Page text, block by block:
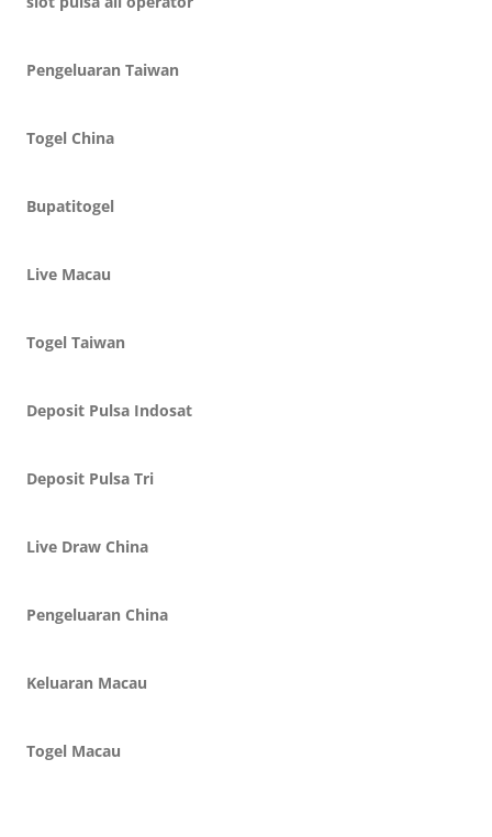
Pengeluaran Taiwan
Togel China
Bupatitogel
Live Macau
Togel Taiwan
Deposit Pulsa Indosat
Deposit Pulsa Tri
Live Draw China
Pengeluaran China
Keluaran Macau
Togel Macau